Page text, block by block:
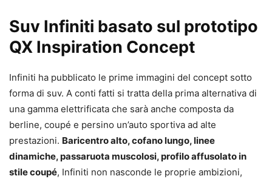
Suv Infiniti basato sul prototipo
QX Inspiration Concept
Infiniti ha pubblicato le prime immagini del concept sotto
forma di suv. A conti fatti si tratta della prima alternativa di
una gamma elettrificata che sarà anche composta da
berline, coupé e persino un’auto sportiva ad alte
prestazioni. Baricentro alto, cofano lungo, linee
dinamiche, passaruota muscolosi, profilo affusolato in
stile coupé, Infiniti non nasconde le proprie ambizioni,